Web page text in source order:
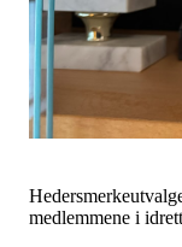
medlemmene i